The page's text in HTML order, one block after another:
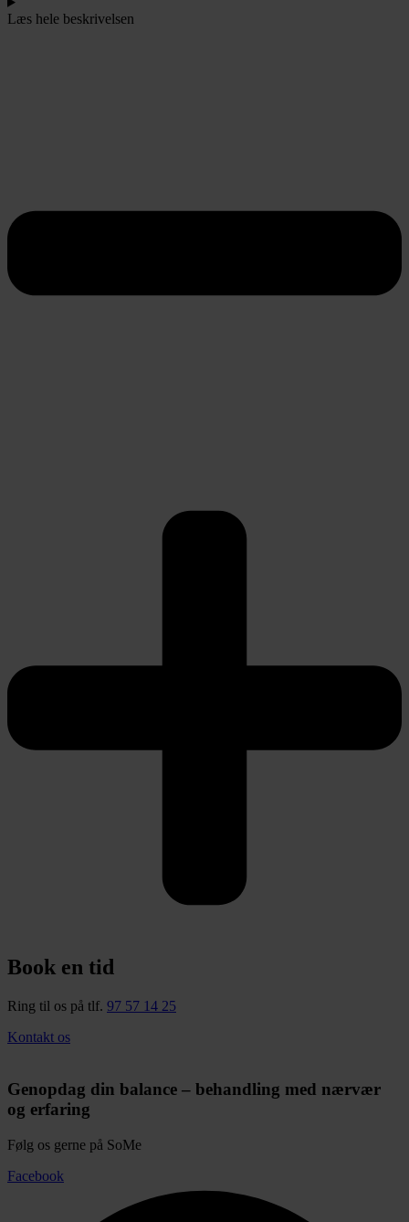
Læs hele beskrivelsen
Book en tid
Ring til os på tlf. 97 57 14 25
Kontakt os
Genopdag din balance – behandling med nærvær
og erfaring
Følg os gerne på SoMe
Facebook